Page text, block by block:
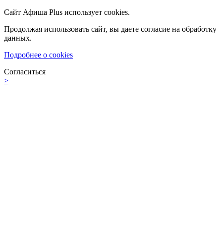
Сайт Афиша Plus использует cookies.
Продолжая использовать сайт, вы даете согласие на обработку
данных.
Подробнее о cookies
Согласиться
>